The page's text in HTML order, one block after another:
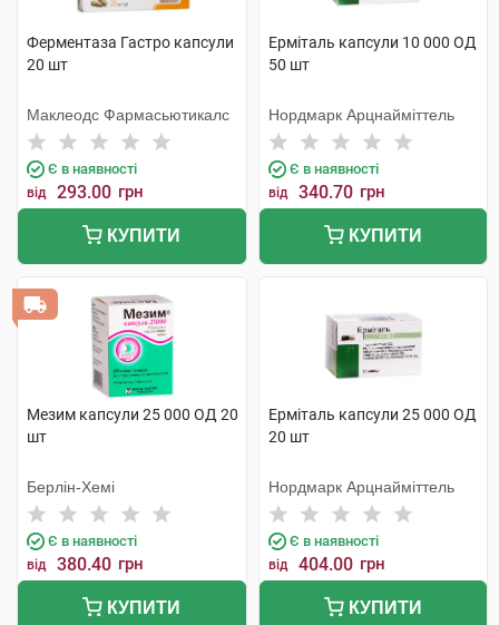
Ферментаза Гастро капсули
20 шт
Маклеодс Фармасьютикалс
Є в наявності
від 293.00 грн
КУПИТИ
Ерміталь капсули 10 000 ОД
50 шт
Нордмарк Арцнайміттель
Є в наявності
від 340.70 грн
КУПИТИ
Мезим капсули 25 000 ОД 20
шт
Берлін-Хемі
Є в наявності
від 380.40 грн
КУПИТИ
Ерміталь капсули 25 000 ОД
20 шт
Нордмарк Арцнайміттель
Є в наявності
від 404.00 грн
КУПИТИ